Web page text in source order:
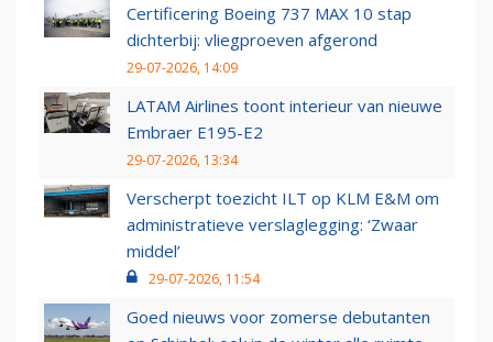
Certificering Boeing 737 MAX 10 stap
dichterbij: vliegproeven afgerond
29-07-2026, 14:09
LATAM Airlines toont interieur van nieuwe
Embraer E195-E2
29-07-2026, 13:34
Verscherpt toezicht ILT op KLM E&M om
administratieve verslaglegging: ‘Zwaar
middel’
29-07-2026, 11:54
Goed nieuws voor zomerse debutanten